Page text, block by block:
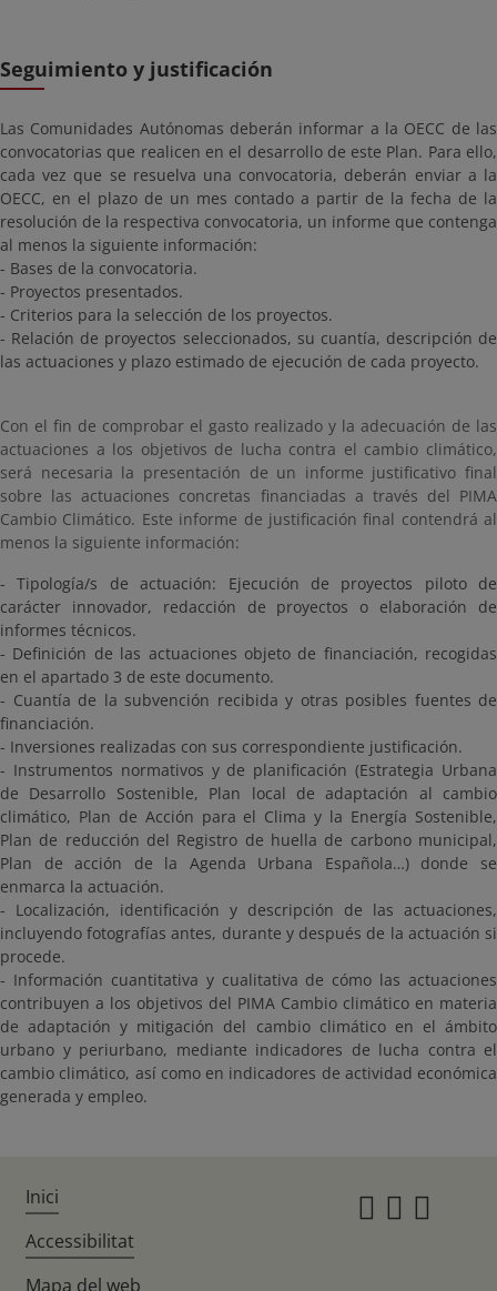
Seguimiento y justificación
Las Comunidades Autónomas deberán informar a la OECC de las
convocatorias que realicen en el desarrollo de este Plan. Para ello,
cada vez que se resuelva una convocatoria, deberán enviar a la
OECC, en el plazo de un mes contado a partir de la fecha de la
resolución de la respectiva convocatoria, un informe que contenga
al menos la siguiente información:
- Bases de la convocatoria.
- Proyectos presentados.
- Criterios para la selección de los proyectos.
- Relación de proyectos seleccionados, su cuantía, descripción de
las actuaciones y plazo estimado de ejecución de cada proyecto.
Con el fin de comprobar el gasto realizado y la adecuación de las
actuaciones a los objetivos de lucha contra el cambio climático,
será necesaria la presentación de un informe justificativo final
sobre las actuaciones concretas financiadas a través del PIMA
Cambio Climático. Este informe de justificación final contendrá al
menos la siguiente información:
- Tipología/s de actuación: Ejecución de proyectos piloto de
carácter innovador, redacción de proyectos o elaboración de
informes técnicos.
- Definición de las actuaciones objeto de financiación, recogidas
en el apartado 3 de este documento.
- Cuantía de la subvención recibida y otras posibles fuentes de
financiación.
- Inversiones realizadas con sus correspondiente justificación.
- Instrumentos normativos y de planificación (Estrategia Urbana
de Desarrollo Sostenible, Plan local de adaptación al cambio
climático, Plan de Acción para el Clima y la Energía Sostenible,
Plan de reducción del Registro de huella de carbono municipal,
Plan de acción de la Agenda Urbana Española…) donde se
enmarca la actuación.
- Localización, identificación y descripción de las actuaciones,
incluyendo fotografías antes, durante y después de la actuación si
procede.
- Información cuantitativa y cualitativa de cómo las actuaciones
contribuyen a los objetivos del PIMA Cambio climático en materia
de adaptación y mitigación del cambio climático en el ámbito
urbano y periurbano, mediante indicadores de lucha contra el
cambio climático, así como en indicadores de actividad económica
generada y empleo.
Inici
Accessibilitat
Mapa del web